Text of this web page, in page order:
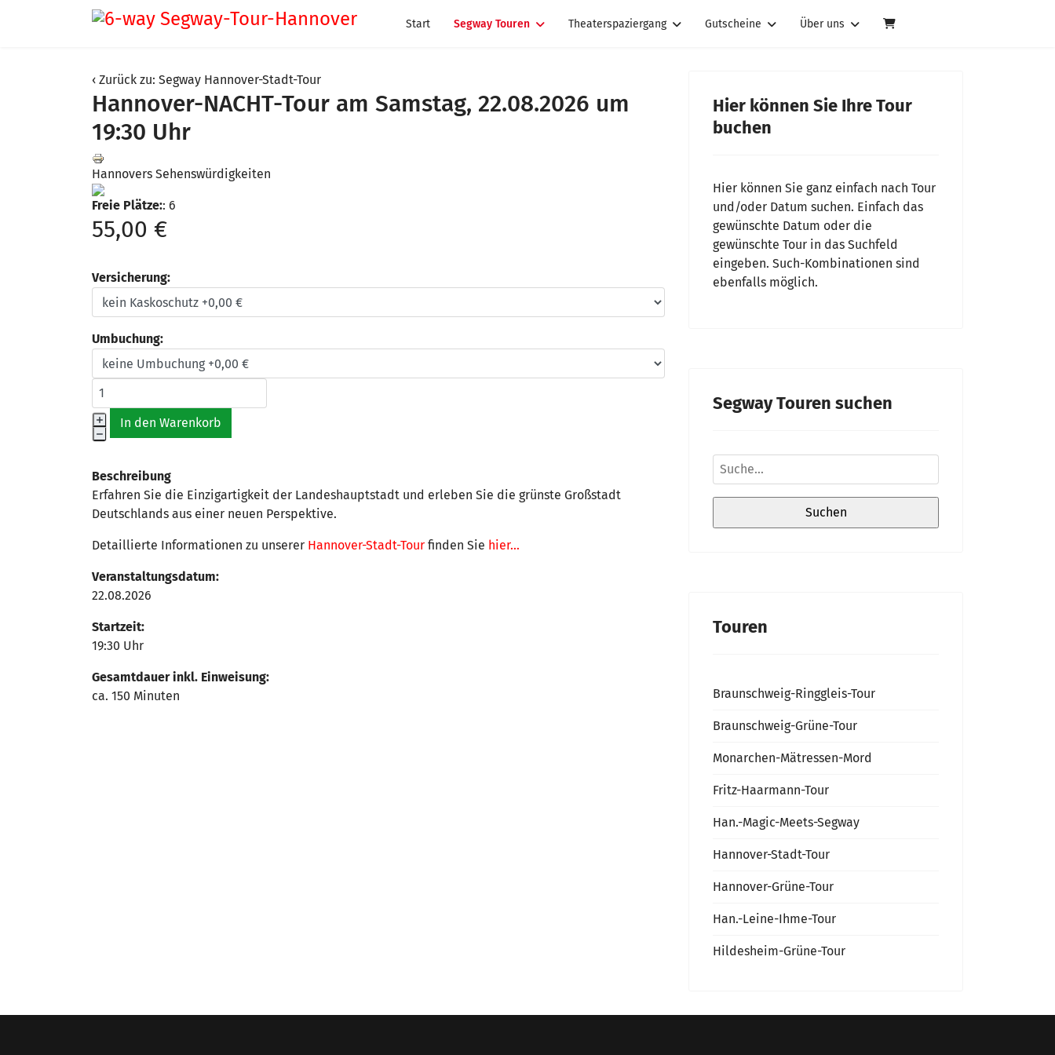
Start Segway Touren Theaterspaziergang Gutscheine Über uns
Zurück zu: Segway Hannover-Stadt-Tour
Hannover-NACHT-Tour am Samstag, 22.08.2026 um
19:30 Uhr
Hannovers Sehenswürdigkeiten
Freie Plätze:: 6
55,00 €
Versicherung:
Umbuchung:
Beschreibung
Erfahren Sie die Einzigartigkeit der Landeshauptstadt und erleben Sie die grünste Großstadt
Deutschlands aus einer neuen Perspektive.
Detaillierte Informationen zu unserer Hannover-Stadt-Tour finden Sie hier...
Veranstaltungsdatum:
22.08.2026
Startzeit:
19:30 Uhr
Gesamtdauer inkl. Einweisung:
ca. 150 Minuten
Hier können Sie Ihre Tour
buchen
Hier können Sie ganz einfach nach Tour
und/oder Datum suchen. Einfach das
gewünschte Datum oder die
gewünschte Tour in das Suchfeld
eingeben. Such-Kombinationen sind
ebenfalls möglich.
Segway Touren suchen
Touren
Braunschweig-Ringgleis-Tour
Braunschweig-Grüne-Tour
Monarchen-Mätressen-Mord
Fritz-Haarmann-Tour
Han.-Magic-Meets-Segway
Hannover-Stadt-Tour
Hannover-Grüne-Tour
Han.-Leine-Ihme-Tour
Hildesheim-Grüne-Tour